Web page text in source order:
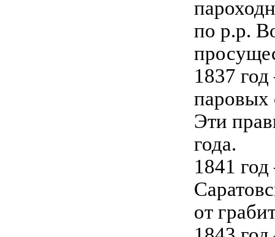
по p.p.
1837
паровых
Эти
года.
1841
от